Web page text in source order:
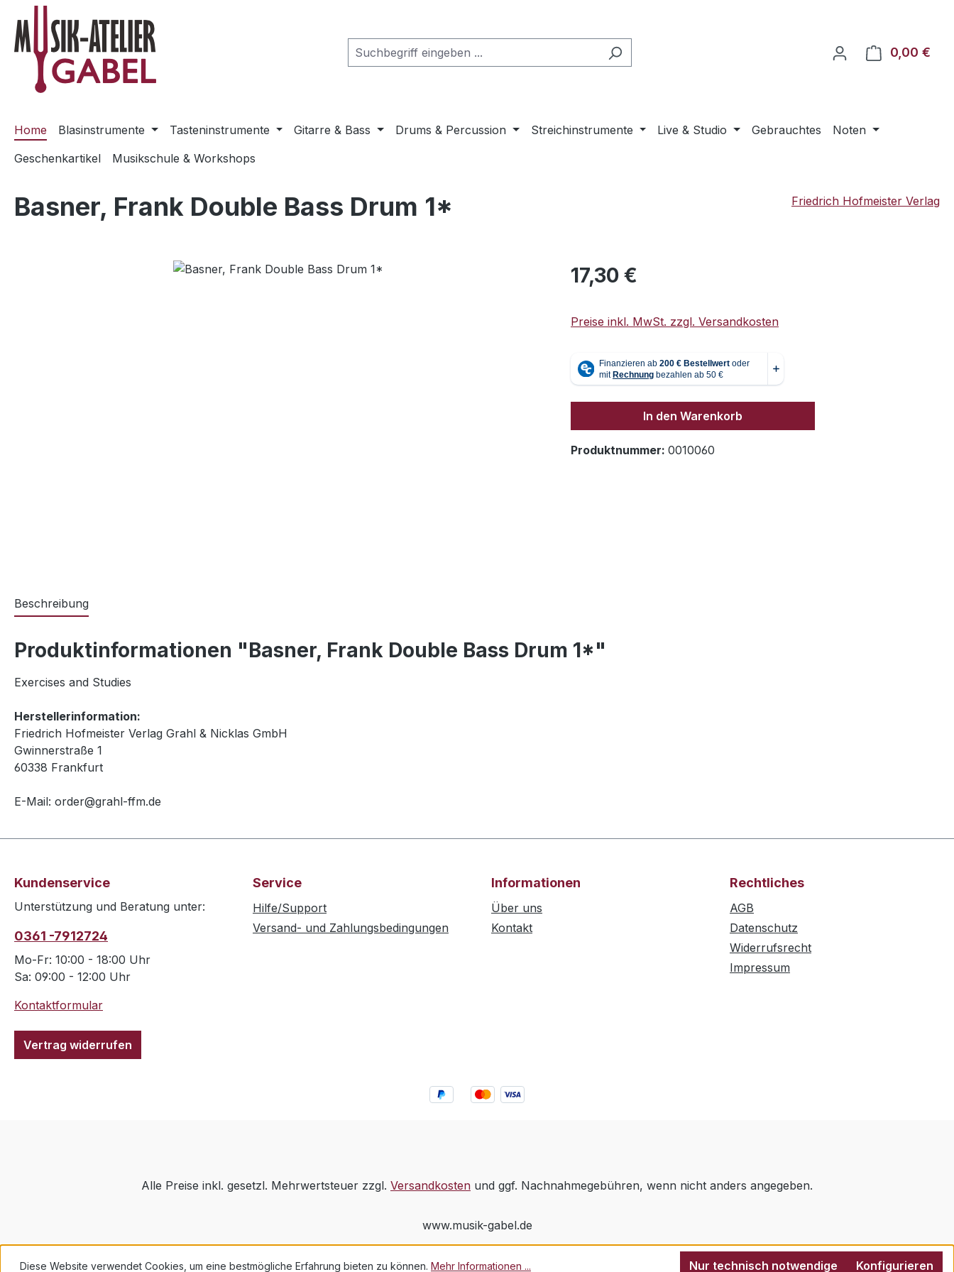
Hauptinhalt springen
Zur Suche springen
Zur Hauptnavigation springen
0,00 €
Home Blasinstrumente Tasteninstrumente Gitarre & Bass Drums & Percussion Streichinstrumente Live & Studio Gebrauchtes
Noten
Geschenkartikel
Musikschule & Workshops
Basner, Frank Double Bass Drum 1* Friedrich Hofmeister Verlag
Regulärer Preis:
17,30 €
Preise inkl. MwSt. zzgl. Versandkosten
In den Warenkorb
Produktnummer: 0010060
Beschreibung
Produktinformationen "Basner, Frank Double Bass Drum 1*"
Exercises and Studies
Herstellerinformation:
Friedrich Hofmeister Verlag Grahl & Nicklas GmbH
Gwinnerstraße 1
60338 Frankfurt
E-Mail: order@grahl-ffm.de
Kundenservice
Unterstützung und Beratung unter:
0361 -7912724
Mo-Fr: 10:00 - 18:00 Uhr
Sa: 09:00 - 12:00 Uhr
Kontaktformular
Vertrag widerrufen
Service
Hilfe/Support
Versand- und Zahlungsbedingungen
Informationen
Über uns
Kontakt
Rechtliches
AGB
Datenschutz
Widerrufsrecht
Impressum
Alle Preise inkl. gesetzl. Mehrwertsteuer zzgl. Versandkosten und ggf. Nachnahmegebühren, wenn nicht anders angegeben.
www.musik-gabel.de
Diese Website verwendet Cookies, um eine bestmögliche Erfahrung bieten zu können. Mehr Informationen ... Nur technisch notwendige Konfigurieren